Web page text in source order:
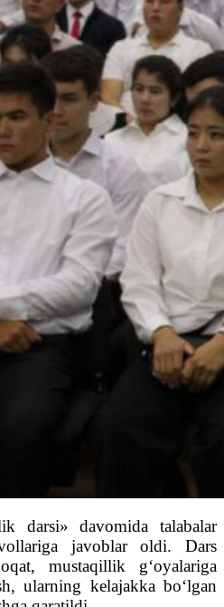
darsi» davomida talabalar
javoblar oldi. Dars
mustaqillik g‘oyalariga
ularning kelajakka bo‘lgan